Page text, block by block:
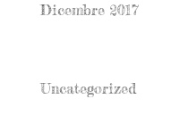
Dicembre 2017
Uncategorized